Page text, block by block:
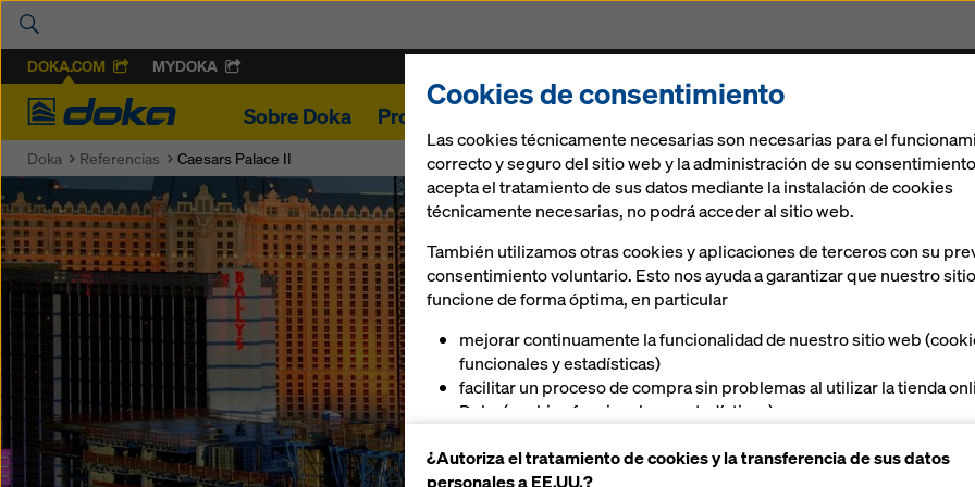
DOKA.COM MYDOKA
Doka
Sobre Doka Proyectos
Doka Referencias Caesars Palace II
Cookies de consentimiento
Las cookies técnicamente necesarias son necesarias para el
correcto y seguro del sitio web y la administración de su
acepta el tratamiento de sus datos mediante la instalación de cookies
técnicamente necesarias, no podrá acceder al sitio web.
También utilizamos otras cookies y aplicaciones de terceros con su
consentimiento voluntario. Esto nos ayuda a garantizar que nuestro
funcione de forma óptima, en particular
mejorar continuamente la funcionalidad de nuestro sitio web
funcionales y estadísticas)
facilitar un proceso de compra sin problemas al utilizar la tienda
Doka (cookies funcionales y estadísticas),
plataformas (cookies de marketing)
¿Autoriza el tratamiento de cookies y la transferencia de sus datos
personales a EE.UU.?